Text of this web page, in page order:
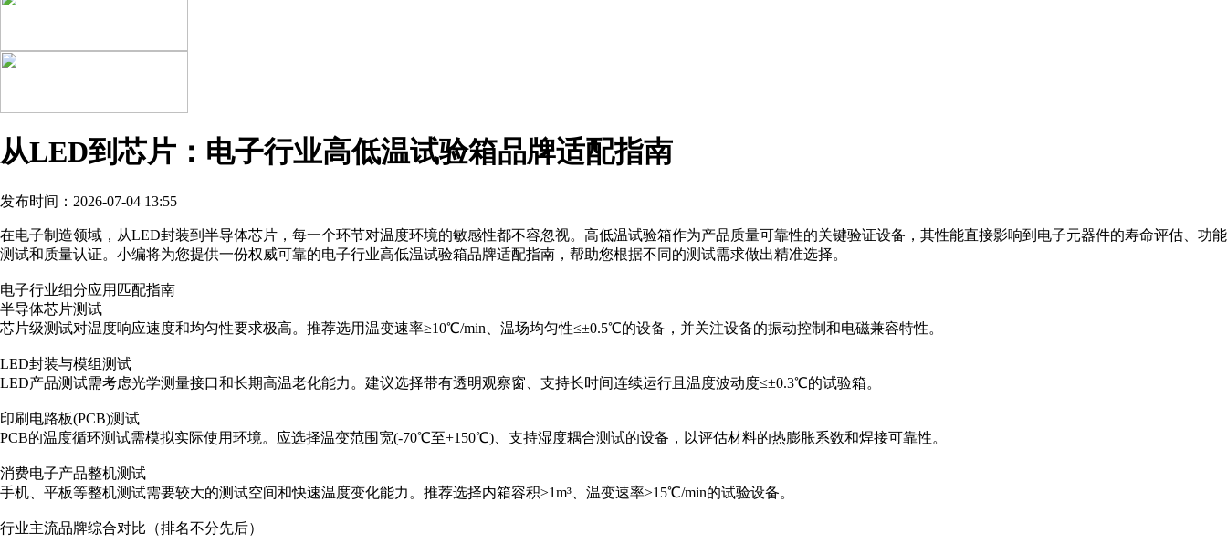
从LED到芯片：电子行业高低温试验箱品牌适配指南
发布时间：2026-07-04 13:55
在电子制造领域，从LED封装到半导体芯片，每一个环节对温度环境的敏感性都不容忽视。高低温试验箱作为产品质量可靠性的关键验证设备，其性能直接影响到电子元器件的寿命评估、功能
测试和质量认证。小编将为您提供一份权威可靠的电子行业高低温试验箱品牌适配指南，帮助您根据不同的测试需求做出精准选择。
电子行业细分应用匹配指南
半导体芯片测试
芯片级测试对温度响应速度和均匀性要求极高。推荐选用温变速率≥10℃/min、温场均匀性≤±0.5℃的设备，并关注设备的振动控制和电磁兼容特性。
LED封装与模组测试
LED产品测试需考虑光学测量接口和长期高温老化能力。建议选择带有透明观察窗、支持长时间连续运行且温度波动度≤±0.3℃的试验箱。
印刷电路板(PCB)测试
PCB的温度循环测试需模拟实际使用环境。应选择温变范围宽(-70℃至+150℃)、支持湿度耦合测试的设备，以评估材料的热膨胀系数和焊接可靠性。
消费电子产品整机测试
手机、平板等整机测试需要较大的测试空间和快速温度变化能力。推荐选择内箱容积≥1m³、温变速率≥15℃/min的试验设备。
行业主流品牌综合对比（排名不分先后）